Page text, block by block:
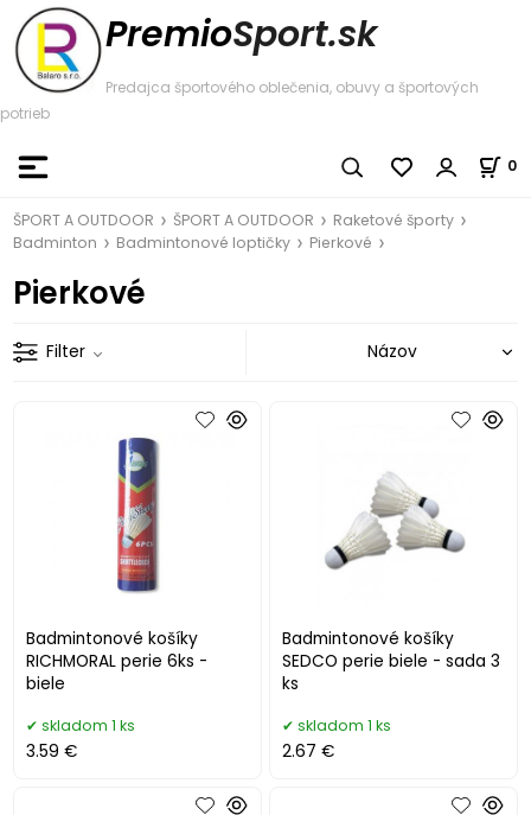
PremioSport.sk
Predajca športového oblečenia, obuvy a športových
potrieb
0
ŠPORT A OUTDOOR ŠPORT A OUTDOOR
Raketové športy
Badminton
Badmintonové loptičky Pierkové
Pierkové
Filter
Badmintonové košíky
RICHMORAL perie 6ks -
biele
skladom 1 ks
3.59 €
Badmintonové košíky
SEDCO perie biele - sada 3
ks
skladom 1 ks
2.67 €